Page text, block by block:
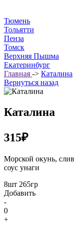
Тюмень
Тольятти
Пенза
Томск
Верхняя Пышма
Екатеринбург
Главная -> Каталина
Вернуться назад
Каталина
315₽
Морской окунь,
соус унаги
8шт 265гр
Добавить
-
0
+